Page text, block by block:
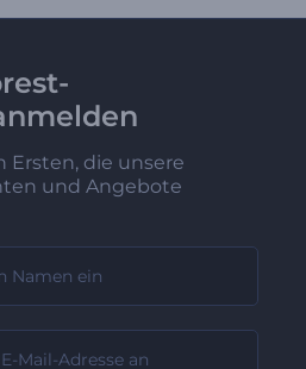
Ersten, die unsere
und Angebote